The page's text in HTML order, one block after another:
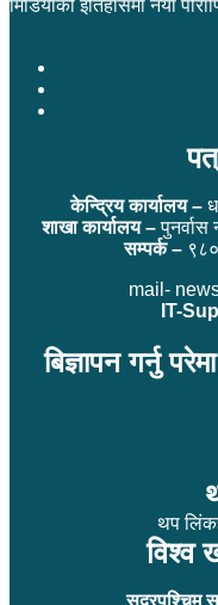
मिडियाको इतिहासमा नयाँ
केन्द्रिय कार्यालय –
शाखा कार्यालय –
सम्पर्क –
mail-
IT-
बिज्ञापन गर्नु
थप
विश्व
सुदुरपश्चिम